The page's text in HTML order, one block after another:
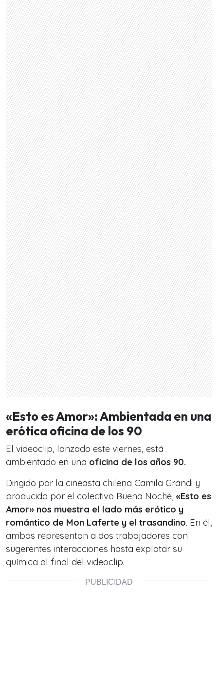
«Esto es Amor»: Ambientada en una
erótica oficina de los 90
El videoclip, lanzado este viernes, está
ambientado en una oficina de los años 90.
Dirigido por la cineasta chilena Camila Grandi y
producido por el colectivo Buena Noche, «Esto es
Amor» nos muestra el lado más erótico y
romántico de Mon Laferte y el trasandino. En él,
ambos representan a dos trabajadores con
sugerentes interacciones hasta explotar su
química al final del videoclip.